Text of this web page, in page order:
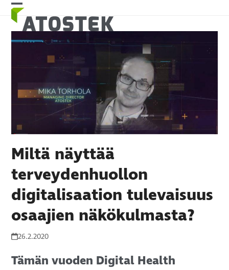
Skip
content
Open
mobile
Close
mobile
Miltä näyttää
terveydenhuollon
digitalisaation tulevaisuus
osaajien näkökulmasta?
26.2.2020
Tämän vuoden Digital Health